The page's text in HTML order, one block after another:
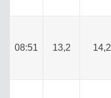
08:51 13,2 14,2
OBSAHU